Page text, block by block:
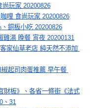
玩家 20200826
哩 食尚玩家 20200826
銅板小吃 20200826
湯 晚餐 宵夜 20200131
家仙草老店 純天然不添加
起司肉蛋推薦 早午餐
財板》、各省一條街《法式
、31